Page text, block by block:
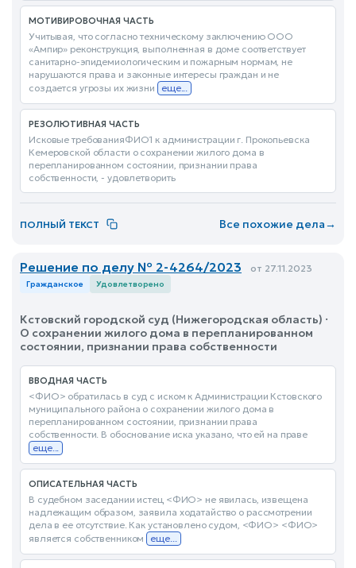
МОТИВИРОВОЧНАЯ ЧАСТЬ
Учитывая, что согласно техническому заключению ООО
«Ампир» реконструкция, выполненная в доме соответствует
санитарно-эпидемиологическим и пожарным нормам, не
нарушаются права и законные интересы граждан и не
создается угрозы их жизни
еще...
РЕЗОЛЮТИВНАЯ ЧАСТЬ
Исковые требованияФИО1 к администрации г. Прокопьевска
Кемеровской области о сохранении жилого дома в
перепланированном состоянии, признании права
собственности, - удовлетворить
ПОЛНЫЙ ТЕКСТ Все похожие дела→
Решение по делу № 2-4264/2023 от 27.11.2023
Гражданское Удовлетворено
Кстовский городской суд (Нижегородская область) ·
О сохранении жилого дома в перепланированном
состоянии, признании права собственности
ВВОДНАЯ ЧАСТЬ
<ФИО> обратилась в суд с иском к Администрации Кстовского
муниципального района о сохранении жилого дома в
перепланированном состоянии, признании права
собственности. В обоснование иска указано, что ей на праве
еще...
ОПИСАТЕЛЬНАЯ ЧАСТЬ
В судебном заседании истец <ФИО> не явилась, извещена
надлежащим образом, заявила ходатайство о рассмотрении
дела в ее отсутствие. Как установлено судом, <ФИО> <ФИО>
является собственником еще...